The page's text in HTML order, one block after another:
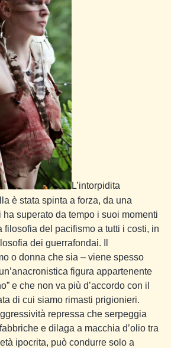
L’intorpidita
è stata spinta a forza, da una
superato da tempo i suoi momenti
filosofia del pacifismo a tutti i costi, in
dei guerrafondai. Il
o donna che sia – viene spesso
figura appartenente
e che non va più d’accordo con il
di cui siamo rimasti prigionieri.
repressa che serpeggia
e dilaga a macchia d’olio tra
ipocrita, può condurre solo a